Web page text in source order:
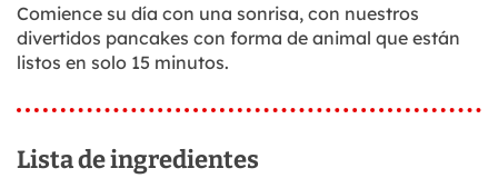
Comience su día con una sonrisa, con nuestros
divertidos pancakes con forma de animal que están
listos en solo 15 minutos.
Lista de ingredientes